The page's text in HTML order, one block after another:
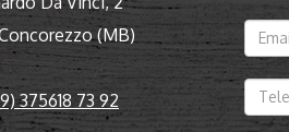
(MB)
375618 73 92